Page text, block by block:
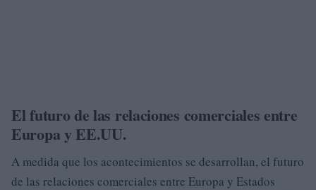
El futuro de las relaciones comerciales entre
Europa y EE.UU.
A medida que los acontecimientos se desarrollan, el futuro
de las relaciones comerciales entre Europa y Estados